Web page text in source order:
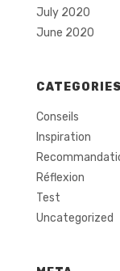
July 2020
June 2020
CATEGORIES
Conseils
Inspiration
Réflexion
Test
Uncategorized